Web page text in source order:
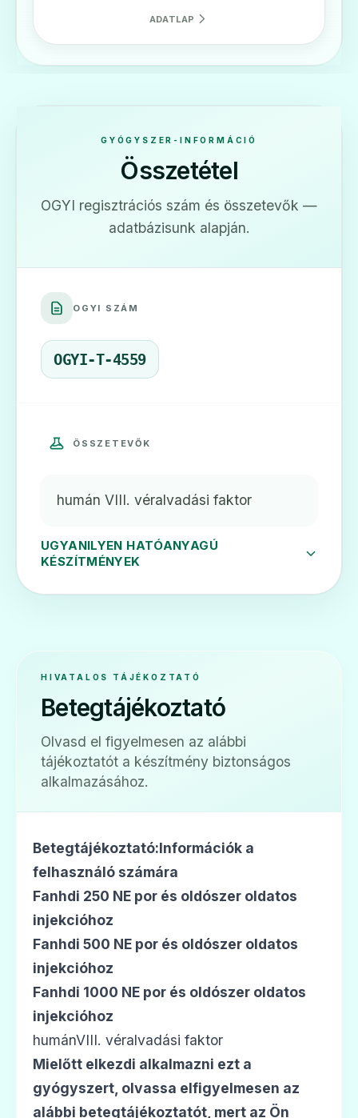
ADATLAP
GYÓGYSZER-INFORMÁCIÓ
Összetétel
OGYI regisztrációs szám és összetevők —
adatbázisunk alapján.
OGYI SZÁM
OGYI-T-4559
ÖSSZETEVŐK
humán VIII. véralvadási faktor
UGYANILYEN HATÓANYAGÚ
KÉSZÍTMÉNYEK
HIVATALOS TÁJÉKOZTATÓ
Betegtájékoztató
Olvasd el figyelmesen az alábbi
tájékoztatót a készítmény biztonságos
alkalmazásához.
Betegtájékoztató:Információk a
felhasználó számára
Fanhdi 250 NE por és oldószer oldatos
injekcióhoz
Fanhdi 500 NE por és oldószer oldatos
injekcióhoz
Fanhdi 1000 NE por és oldószer oldatos
injekcióhoz
humánVIII. véralvadási faktor
Mielőtt elkezdi alkalmazni ezt a
gyógyszert, olvassa elfigyelmesen az
alábbi betegtájékoztatót, mert az Ön